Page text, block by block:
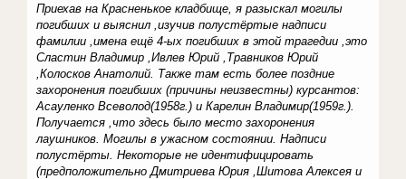
Приехав на Красненькое кладбище, я разыскал могилы
погибших и выяснил ,изучив полустёртые надписи
фамилии ,имена ещё 4-ых погибших в этой трагедии ,это
Сластин Владимир ,Ивлев Юрий ,Травников Юрий
,Колосков Анатолий. Также там есть более поздние
захоронения погибших (причины неизвестны) курсантов:
Асауленко Всеволод(1958г.) и Карелин Владимир(1959г.).
Получается ,что здесь было место захоронения
лаушников. Могилы в ужасном состоянии. Надписи
полустёрты. Некоторые не идентифицировать
(предположительно Дмитриева Юрия ,Шитова Алексея и